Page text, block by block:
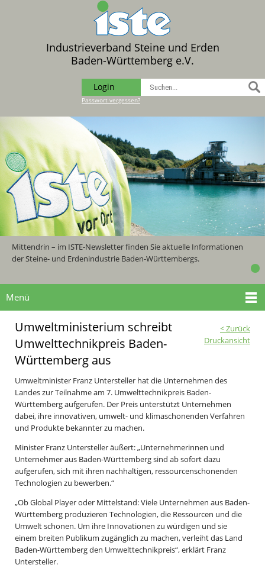
Industrieverband Steine und Erden
Baden-Württemberg e.V.
Login
Passwort vergessen?
Mittendrin – im ISTE-Newsletter finden Sie aktuelle Informationen
der Steine- und Erdenindustrie Baden-Württembergs.
Menü
< Zurück
Druckansicht
Umweltministerium schreibt
Umwelttechnikpreis Baden-
Württemberg aus
Umweltminister Franz Untersteller hat die Unternehmen des
Landes zur Teilnahme am 7. Umwelttechnikpreis Baden-
Württemberg aufgerufen. Der Preis unterstützt Unternehmen
dabei, ihre innovativen, umwelt- und klimaschonenden Verfahren
und Produkte bekannter zu machen.
Minister Franz Untersteller äußert: „Unternehmerinnen und
Unternehmer aus Baden-Württemberg sind ab sofort dazu
aufgerufen, sich mit ihren nachhaltigen, ressourcenschonenden
Technologien zu bewerben.“
„Ob Global Player oder Mittelstand: Viele Unternehmen aus Baden-
Württemberg produzieren Technologien, die Ressourcen und die
Umwelt schonen. Um ihre Innovationen zu würdigen und sie
einem breiten Publikum zugänglich zu machen, verleiht das Land
Baden-Württemberg den Umwelttechnikpreis“, erklärt Franz
Untersteller.